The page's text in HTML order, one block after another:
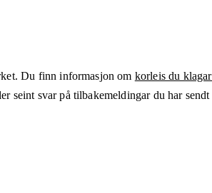
Du finn informasjon om korleis du
seint svar på tilbakemeldingar du har